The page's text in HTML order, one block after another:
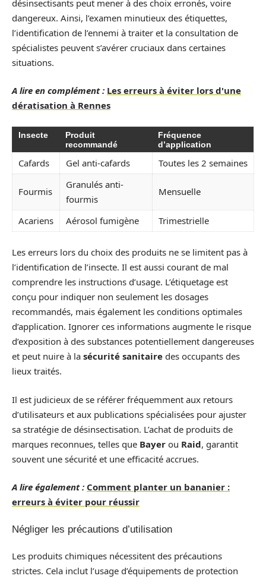
désinsectisants peut mener à des choix erronés, voire
dangereux. Ainsi, l’examen minutieux des étiquettes,
l’identification de l’ennemi à traiter et la consultation de
spécialistes peuvent s’avérer cruciaux dans certaines
situations.
A lire en complément : Les erreurs à éviter lors d'une
dératisation à Rennes
Insecte
Produit
recommandé
Fréquence
d’application
Cafards Gel anti-cafards Toutes les 2 semaines
Fourmis
Granulés anti-
fourmis
Mensuelle
Acariens Aérosol fumigène Trimestrielle
Les erreurs lors du choix des produits ne se limitent pas à
l’identification de l’insecte. Il est aussi courant de mal
comprendre les instructions d’usage. L’étiquetage est
conçu pour indiquer non seulement les dosages
recommandés, mais également les conditions optimales
d’application. Ignorer ces informations augmente le risque
d’exposition à des substances potentiellement dangereuses
et peut nuire à la sécurité sanitaire des occupants des
lieux traités.
Il est judicieux de se référer fréquemment aux retours
d’utilisateurs et aux publications spécialisées pour ajuster
sa stratégie de désinsectisation. L’achat de produits de
marques reconnues, telles que Bayer ou Raid, garantit
souvent une sécurité et une efficacité accrues.
A lire également : Comment planter un bananier :
erreurs à éviter pour réussir
Négliger les précautions d’utilisation
Les produits chimiques nécessitent des précautions
strictes. Cela inclut l’usage d’équipements de protection